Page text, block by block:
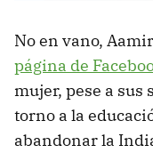
No en vano,
página de
mujer, pese a sus
torno a la
abandonar la